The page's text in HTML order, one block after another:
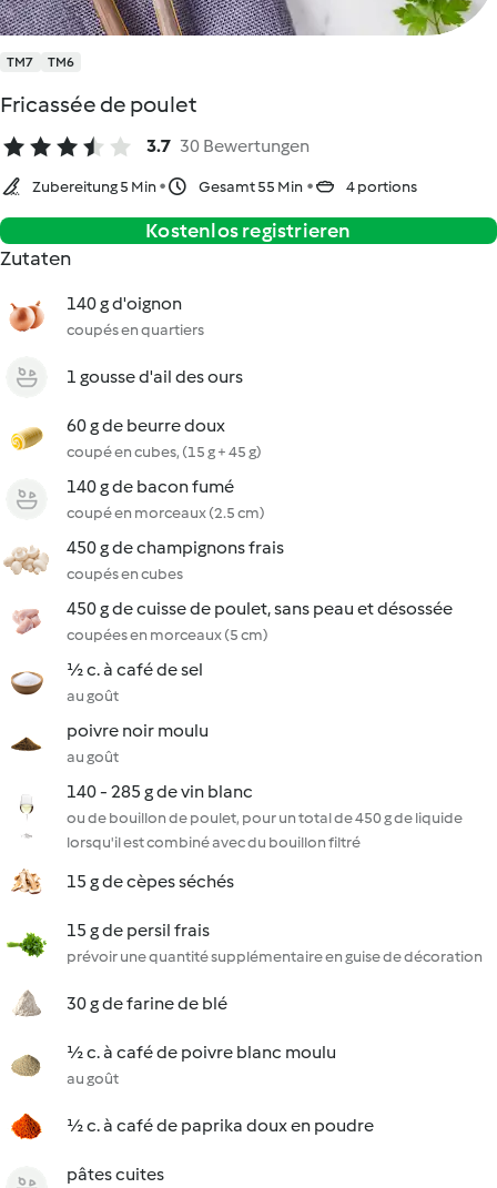
TM7 TM6
Fricassée de poulet
3.7 30 Bewertungen
Zubereitung 5 Min Gesamt 55 Min 4 portions
Kostenlos registrieren
Zutaten
140 g d'oignon
coupés en quartiers
1 gousse d'ail des ours
60 g de beurre doux
coupé en cubes, (15 g + 45 g)
140 g de bacon fumé
coupé en morceaux (2.5 cm)
450 g de champignons frais
coupés en cubes
450 g de cuisse de poulet, sans peau et désossée
coupées en morceaux (5 cm)
½ c. à café de sel
au goût
poivre noir moulu
au goût
140 - 285 g de vin blanc
ou de bouillon de poulet, pour un total de 450 g de liquide
lorsqu'il est combiné avec du bouillon filtré
15 g de cèpes séchés
15 g de persil frais
prévoir une quantité supplémentaire en guise de décoration
30 g de farine de blé
½ c. à café de poivre blanc moulu
au goût
½ c. à café de paprika doux en poudre
pâtes cuites